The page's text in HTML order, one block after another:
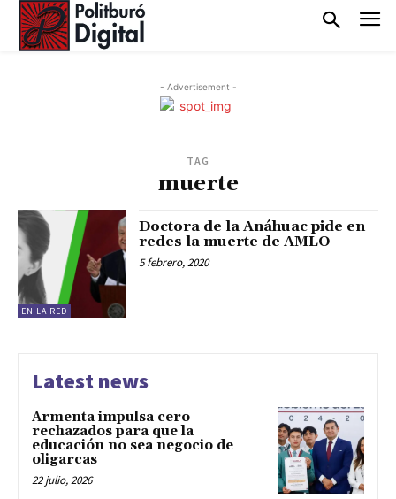
- Advertisement -
TAG
muerte
EN LA RED
Doctora de la Anáhuac pide en
redes la muerte de AMLO
5 febrero, 2020
Latest news
Armenta impulsa cero
rechazados para que la
educación no sea negocio de
oligarcas
22 julio, 2026